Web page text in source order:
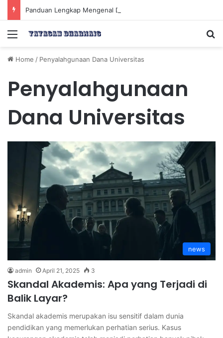
Menu
Home / Penyalahgunaan Dana Universitas
Penyalahgunaan
Dana Universitas
news
admin April 21, 2025 3
Skandal Akademis: Apa yang Terjadi di
Balik Layar?
Skandal akademis merupakan isu sensitif dalam dunia
pendidikan yang memerlukan perhatian serius. Kasus